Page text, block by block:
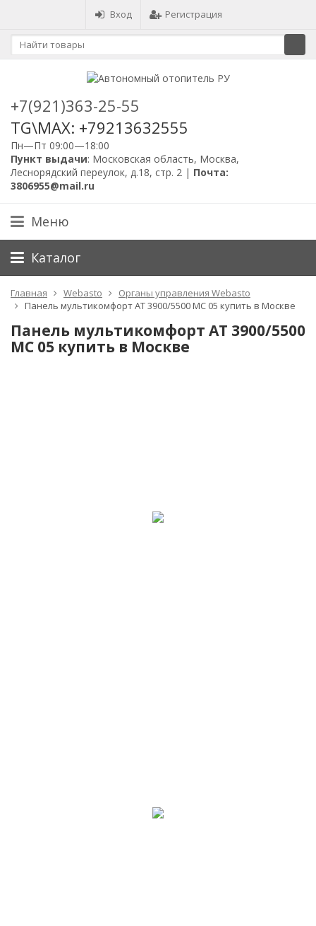
Вход Регистрация
+7(921)363-25-55
TG\MAX: +79213632555
Пн—Пт 09:00—18:00
Пункт выдачи: Московская область, Москва,
Леснорядский переулок, д.18, стр. 2 | Почта:
3806955@mail.ru
Меню
Каталог
Главная Webasto
Органы управления Webasto
Панель мультикомфорт АТ 3900/5500 МС 05 купить в Москве
Панель мультикомфорт АТ 3900/5500
МС 05 купить в Москве